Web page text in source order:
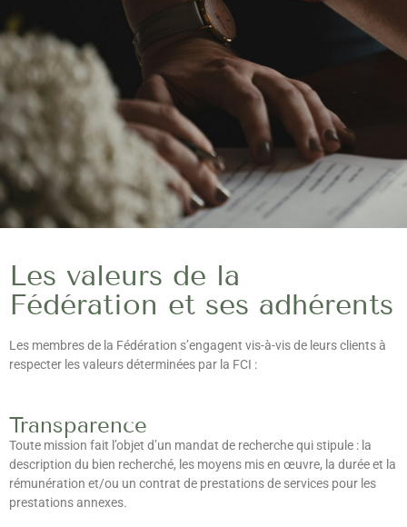
Les valeurs de la
Fédération et ses adhérents
Les membres de la Fédération s’engagent vis-à-vis de leurs clients à
respecter les valeurs déterminées par la FCI :
Transparence
Toute mission fait l’objet d’un mandat de recherche qui stipule : la
description du bien recherché, les moyens mis en œuvre, la durée et la
rémunération et/ou un contrat de prestations de services pour les
prestations annexes.